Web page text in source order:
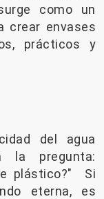
como un
crear envases
prácticos y
del agua
la pregunta:
plástico?" Si
eterna, es